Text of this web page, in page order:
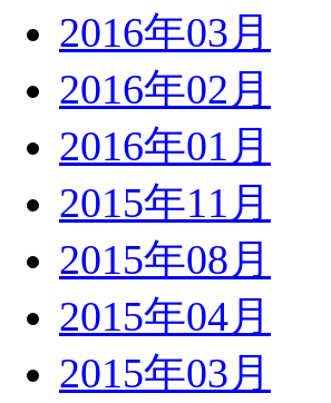
2016年03月
2016年02月
2016年01月
2015年11月
2015年08月
2015年04月
2015年03月